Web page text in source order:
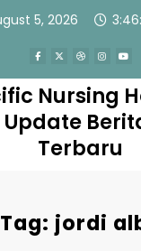
5, 2026
Nursing
Terbaru
Tag: jordi